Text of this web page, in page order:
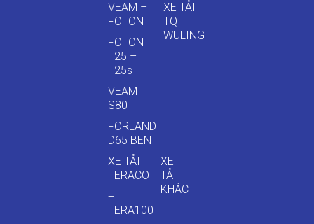
VEAM –
FOTON
FOTON
T25 –
T25s
VEAM
S80
FORLAND
D65 BEN
XE TẢI
TQ
WULING
XE TẢI
TERACO
+
TERA100
XE
TẢI
KHÁC